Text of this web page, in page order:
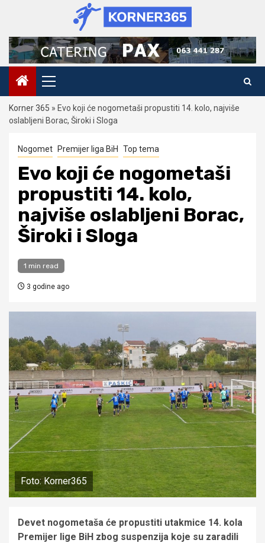
content
Primary
Menu
Korner 365 » Evo koji će nogometaši propustiti 14. kolo, najviše
oslabljeni Borac, Široki i Sloga
Nogomet Premijer liga BiH Top tema
Evo koji će nogometaši
propustiti 14. kolo,
najviše oslabljeni Borac,
Široki i Sloga
1 min read
3 godine ago
Foto: Korner365
Devet nogometaša će propustiti utakmice 14. kola
Premijer lige BiH zbog suspenzija koje su zaradili